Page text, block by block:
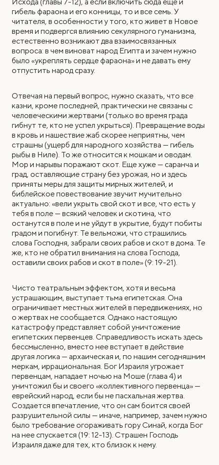
гибель фараона и его конницы, то и все семь. У
читателя, в особенности у того, кто живет в Новое
время и подвергся влиянию секулярного гуманизма,
естественно возникают два взаимосвязанных
вопроса: в чем виноват народ Египта и зачем нужно
было «укреплять сердце фараона» и не давать ему
отпустить народ сразу.
Отвечая на первый вопрос, нужно сказать, что все
казни, кроме последней, практически не связаны с
человеческими жертвами (только во время града
гибнут те, кто не успел укрыться). Превращение воды
в кровь и нашествие жаб скорее неприятны, чем
страшны (ущерб для народного хозяйства — гибель
рыбы в Ниле). То же относится к мошкам и оводам.
Мор и нарывы поражают скот. Еще хуже — саранча и
град, оставляющие страну без урожая, но и здесь
приняты меры для защиты мирных жителей, и
библейское повествование звучит мучительно
актуально: «вели укрыть свой скот и все, что есть у
тебя в поле — всякий человек и скотина, что
останутся в поле и не уйдут в укрытие, будут побиты
градом и погибнут. Те вельможи, что страшились
слова Господня, забрали своих рабов и скот в дома. Те
же, кто не обратил внимания на слова Господа,
оставили своих рабов и скот в поле» (9: 19-21).
Чисто театральным эффектом, хотя и весьма
устрашающим, выступает тьма египетская. Она
ограничивает местных жителей в передвижениях, но
о жертвах не сообщается. Однако настоящую
катастрофу представляет собой уничтожение
египетских первенцев. Справедливость искать здесь
бессмысленно, вместо нее вступает в действие
другая логика — архаическая и, по нашим сегодняшним
меркам, иррациональная. Бог Израиля угрожает
первенцам, нападает ночью на Моше (глава 4) и
уничтожил бы и своего «коллективного первенца» —
еврейский народ, если бы не пасхальная жертва.
Создается впечатление, что он сам боится своей
разрушительной силы — иначе, например, зачем нужно
было требование огораживать гору Синай, когда Бог
на нее спускается (19: 12-13). Страшен Господь
Израиля даже для тех, кто близок к нему.